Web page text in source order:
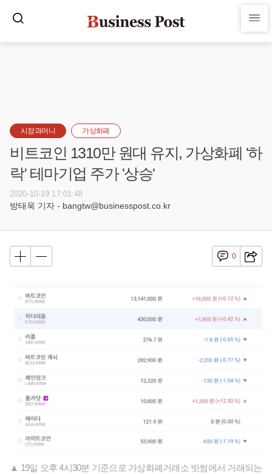
시장과머니 가상화폐
비트코인 1310만 원대 유지, 가상화폐 '하
락' 테마기업 주가 '상승'
2020-10-19 17:01:48
방태욱 기자 - bangtw@businesspost.co.kr
0
▲ 19일 오후 4시30분 기준으로 가상화폐거래소 빗썸에서 거래되는